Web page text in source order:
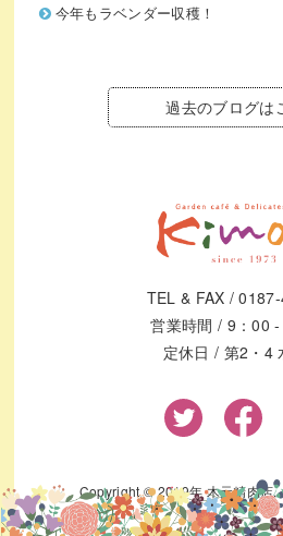
今年もラベンダー収穫！
過去のブログは
TEL & FAX /
営業時間 / 9：00
定休日 / 第2・4
Copyright © 2019年 木元精肉店